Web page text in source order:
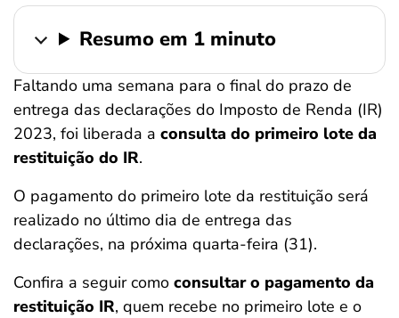
Resumo em 1 minuto
Faltando uma semana para o final do prazo de
entrega das declarações do Imposto de Renda (IR)
2023, foi liberada a consulta do primeiro lote da
restituição do IR.
O pagamento do primeiro lote da restituição será
realizado no último dia de entrega das
declarações, na próxima quarta-feira (31).
Confira a seguir como consultar o pagamento da
restituição IR, quem recebe no primeiro lote e o